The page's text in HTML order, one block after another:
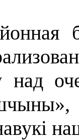
над
вукі